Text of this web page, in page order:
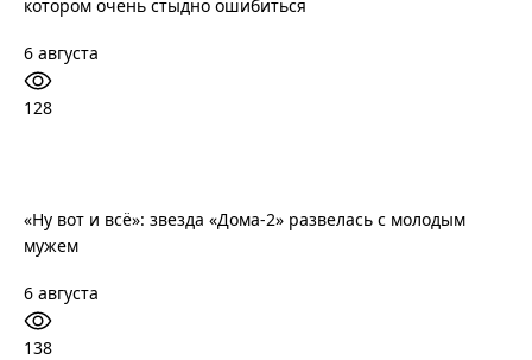
котором очень стыдно ошибиться
6 августа
128
«Ну вот и всё»: звезда «Дома-2» развелась с молодым
мужем
6 августа
138